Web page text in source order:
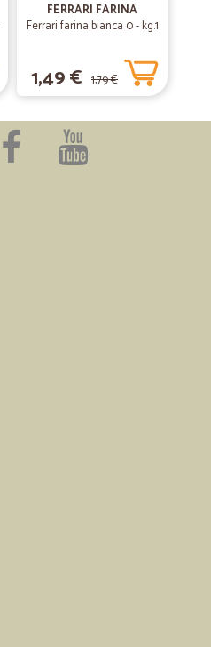
FERRARI FARINA
Ferrari farina bianca 0 - kg.1
1,49 € 1,79 €